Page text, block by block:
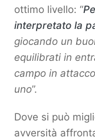
ottimo livello: “
interpretato la
giocando un
equilibrati in
campo in
uno”.
Dove si può
avversità